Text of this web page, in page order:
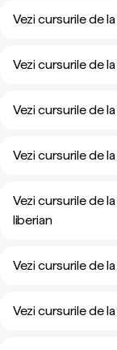
Vezi cursurile de
Vezi cursurile de
Vezi cursurile de
Vezi cursurile de
Vezi cursurile de
liberian
Vezi cursurile de
Vezi cursurile de